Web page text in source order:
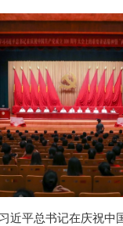
了重要作用。 习近平
...
近平总书记在庆祝中